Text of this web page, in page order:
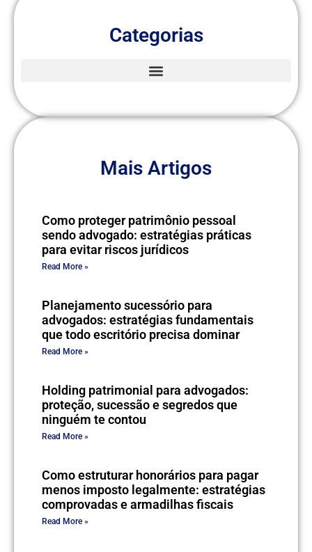
Categorias
Mais Artigos
Como proteger patrimônio pessoal
sendo advogado: estratégias práticas
para evitar riscos jurídicos
Read More »
Planejamento sucessório para
advogados: estratégias fundamentais
que todo escritório precisa dominar
Read More »
Holding patrimonial para advogados:
proteção, sucessão e segredos que
ninguém te contou
Read More »
Como estruturar honorários para pagar
menos imposto legalmente: estratégias
comprovadas e armadilhas fiscais
Read More »